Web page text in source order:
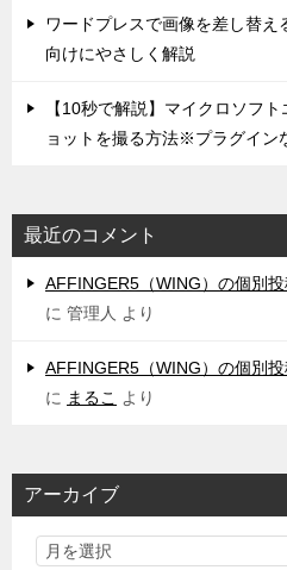
ワードプレスで画像を差し替え
向けにやさしく解説
【10秒で解説】マイクロソフ
ョットを撮る方法※プラグイン
最近のコメント
AFFINGER5（WING）の個別
に 管理人 より
AFFINGER5（WING）の個別
に まるこ より
アーカイブ